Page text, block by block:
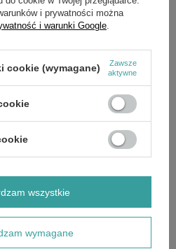
niezwłocznie,
publikując
Zadaj pytanie
26J/28 M8-Ż/1,25LGW
i prywatności można
i warunki Google
cookie (wymagane)
Zawsze
aktywne
wymagane
wszystkie